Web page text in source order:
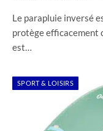
Le parapluie inversé
protège efficacement
est…
SPORT & LOISIRS